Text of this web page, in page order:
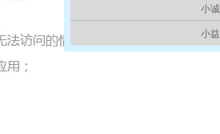
小诚
小益